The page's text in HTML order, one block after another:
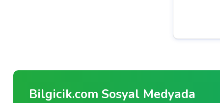
Bilgicik.com Sosyal Medyada